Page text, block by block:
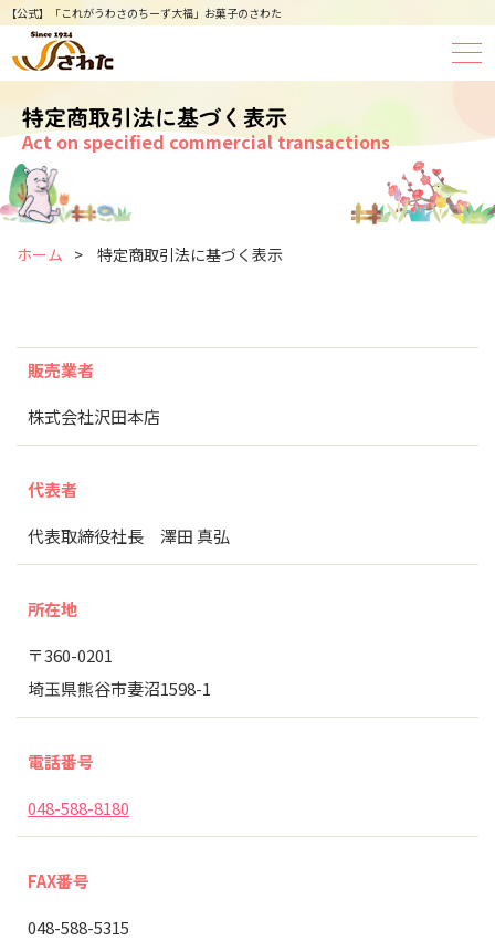
【公式】「これがうわさのちーず大福」お菓子のさわた
特定商取引法に基づく表示
ホーム 特定商取引法に基づく表示
販売業者
株式会社沢田本店
代表者
代表取締役社長 澤田 真弘
所在地
〒360-0201
埼玉県熊谷市妻沼1598-1
電話番号
048-588-8180
FAX番号
048-588-5315